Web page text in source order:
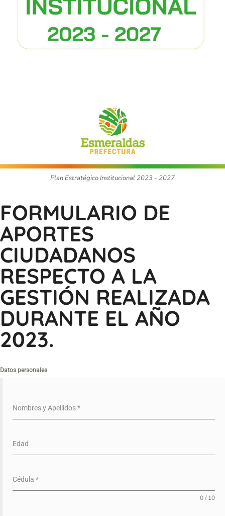
Plan Estratégico Institucional 2023 - 2027
FORMULARIO DE
APORTES
CIUDADANOS
RESPECTO A LA
GESTIÓN REALIZADA
DURANTE EL AÑO
2023.
Datos personales
Nombres y Apellidos*
Edad
Cédula *
0 / 10